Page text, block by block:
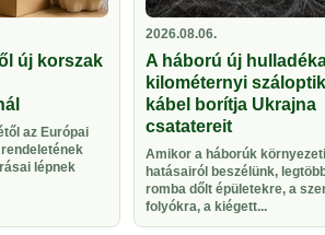
új korszak
az Európai
lépnek
2026.08.06.
A háború új
kilométernyi
kábel borítja Ukrajna
csatatereit
Amikor a háborúk környezeti
hatásairól beszélünk,
romba dőlt épületekre, a
folyókra, a kiégett...